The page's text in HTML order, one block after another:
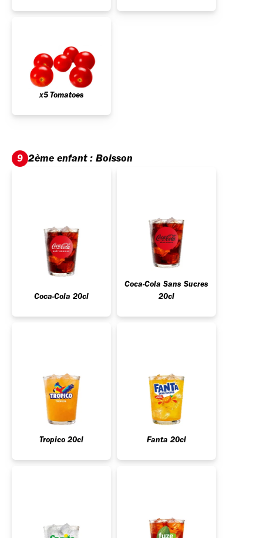
x5 Tomatoes
9 2ème enfant : Boisson
Coca-Cola 20cl
Coca-Cola Sans Sucres
20cl
Tropico 20cl Fanta 20cl